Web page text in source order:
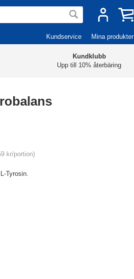
Kundservice Mina produkter
Kundklubb
Upp till 10% återbäring
kr/portion)
Tyrosin.